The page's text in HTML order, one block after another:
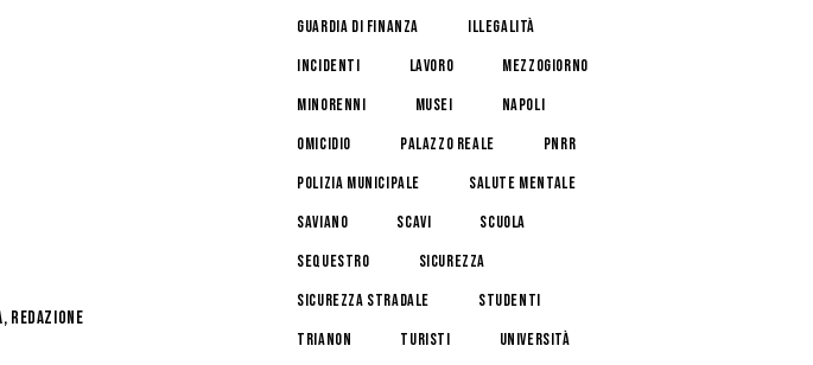
, REDAZIONE
guardia di finanza
illegalità
incidenti
lavoro
mezzogiorno
minorenni
musei
napoli
omicidio
palazzo reale
pnrr
polizia municipale
salute mentale
Saviano
scavi
scuola
sequestro
sicurezza
sicurezza stradale
studenti
trianon
turisti
università